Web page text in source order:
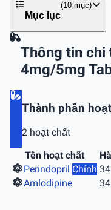
Mục lục
(10 mục)
Thông tin chi
4mg/5mg
Thành phần
2 hoạt chất
Tên hoạt chất
Perindopril Chính
Amlodipine